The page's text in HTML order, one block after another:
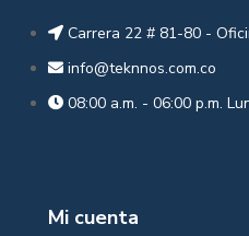
Carrera 22 # 81-80 -
info@teknnos.com.co
08:00 a.m. - 06:00 p.m.
Mi cuenta